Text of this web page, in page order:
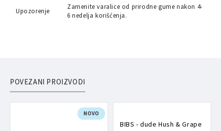
Upozorenje
Zamenite varalice od prirodne gume nakon 4-
6 nedelja korišćenja.
POVEZANI PROIZVODI
NOVO
BIBS - dude Hush & Grape